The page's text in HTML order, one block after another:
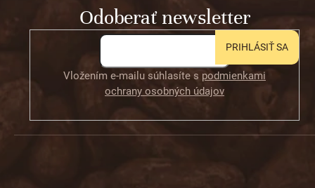
Odoberať newsletter
Vložením e-mailu súhlasíte s podmienkami
ochrany osobných údajov
PRIHLÁSIŤ SA